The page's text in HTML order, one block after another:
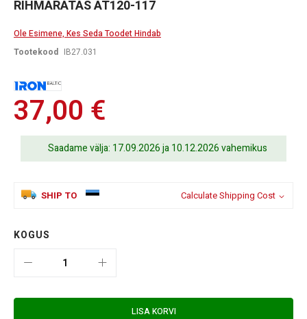
to
beginning
of
gallery
RIHMARATAS AT120-117
Ole Esimene, Kes Seda Toodet Hindab
Tootekood IB27.031
37,00 €
Saadame välja: 17.09.2026 ja 10.12.2026 vahemikus
SHIP TO Calculate Shipping Cost
KOGUS
LISA KORVI